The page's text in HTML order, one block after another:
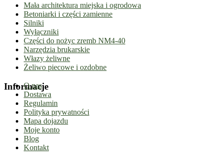
Mała architektura miejska i ogrodowa
Betoniarki i części zamienne
Silniki
Wyłączniki
Części do nożyc zremb NM4-40
Narzędzia brukarskie
Włazy żeliwne
Żeliwo piecowe i ozdobne
Informacje
O nas
Dostawa
Regulamin
Polityka prywatności
Mapa dojazdu
Moje konto
Blog
Kontakt